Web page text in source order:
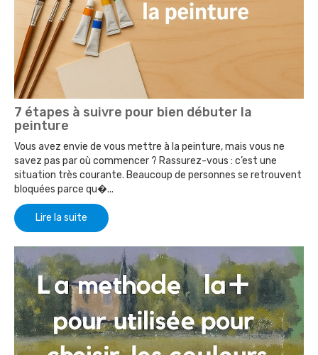
7 étapes à suivre pour bien débuter la
peinture
Vous avez envie de vous mettre à la peinture, mais vous ne
savez pas par où commencer ? Rassurez-vous : c’est une
situation très courante. Beaucoup de personnes se retrouvent
bloquées parce qu�...
Lire la suite